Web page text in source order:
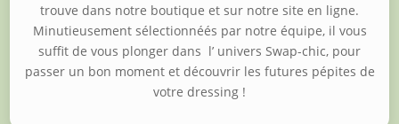
trouve dans notre boutique et sur notre site en ligne.
Minutieusement sélectionnéés par notre équipe, il vous
suffit de vous plonger dans l’ univers Swap-chic, pour
passer un bon moment et découvrir les futures pépites de
votre dressing !